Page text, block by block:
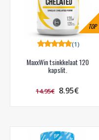
TOP
MaxxWin tsinkkelaat 120
kapslit.
(1)
14.95€ 8.95€